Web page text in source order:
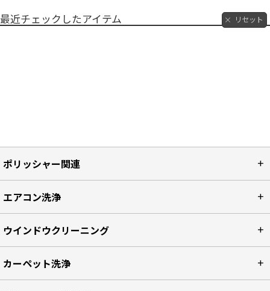
最近チェックしたアイテム リセット
ポリッシャー関連
エアコン洗浄
ウインドウクリーニング
カーペット洗浄